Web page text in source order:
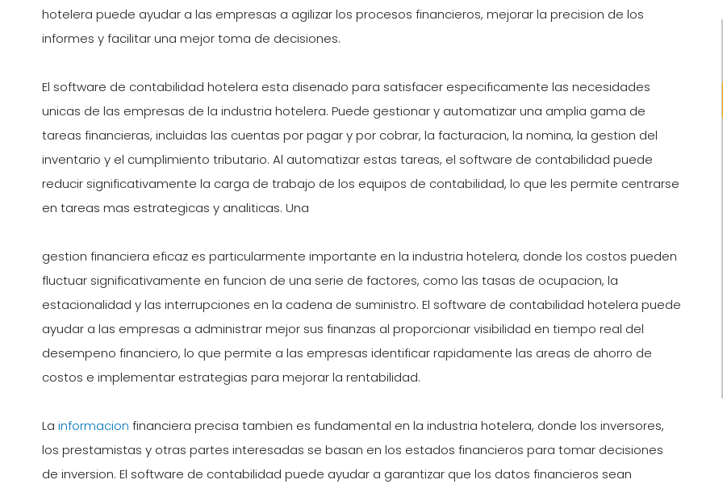
hotelera puede ayudar a las empresas a agilizar los procesos financieros, mejorar la precision de los
informes y facilitar una mejor toma de decisiones.
El software de contabilidad hotelera esta disenado para satisfacer especificamente las necesidades
unicas de las empresas de la industria hotelera. Puede gestionar y automatizar una amplia gama de
tareas financieras, incluidas las cuentas por pagar y por cobrar, la facturacion, la nomina, la gestion del
inventario y el cumplimiento tributario. Al automatizar estas tareas, el software de contabilidad puede
reducir significativamente la carga de trabajo de los equipos de contabilidad, lo que les permite centrarse
en tareas mas estrategicas y analiticas. Una
gestion financiera eficaz es particularmente importante en la industria hotelera, donde los costos pueden
fluctuar significativamente en funcion de una serie de factores, como las tasas de ocupacion, la
estacionalidad y las interrupciones en la cadena de suministro. El software de contabilidad hotelera puede
ayudar a las empresas a administrar mejor sus finanzas al proporcionar visibilidad en tiempo real del
desempeno financiero, lo que permite a las empresas identificar rapidamente las areas de ahorro de
costos e implementar estrategias para mejorar la rentabilidad.
La informacion financiera precisa tambien es fundamental en la industria hotelera, donde los inversores,
los prestamistas y otras partes interesadas se basan en los estados financieros para tomar decisiones
de inversion. El software de contabilidad puede ayudar a garantizar que los datos financieros sean